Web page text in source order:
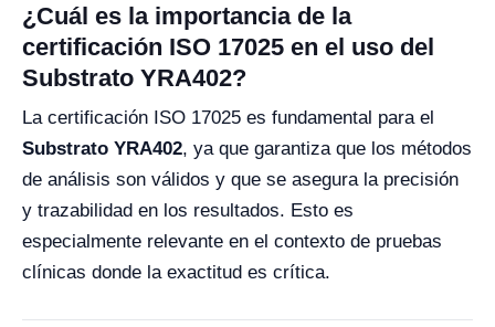
¿Cuál es la importancia de la
certificación ISO 17025 en el uso del
Substrato YRA402?
La certificación ISO 17025 es fundamental para el
Substrato YRA402, ya que garantiza que los métodos
de análisis son válidos y que se asegura la precisión
y trazabilidad en los resultados. Esto es
especialmente relevante en el contexto de pruebas
clínicas donde la exactitud es crítica.